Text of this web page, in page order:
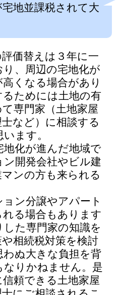
地並課税されて大
価替えは３年に一
、周辺の宅地化が
くなる場合があり
るためには土地の有
専門家（土地家屋
など）に相談する
ます。
地化が進んだ地域で
開発会社やビル建
ンの方も来られる
ン分譲やアパート
る場合もあります
た専門家の知識を
相続税対策を検討
わぬ大きな負担を背
なりかねません。是
頼できる土地家屋